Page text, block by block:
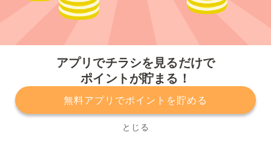
アプリでチラシを見るだけで
ポイントが貯まる！
無料アプリでポイントを貯める
とじる
プライバシーポリシー 利用規約
運営会社
サービスに関してのお問い合わせ